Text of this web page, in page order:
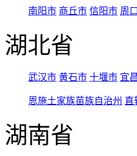
南阳市 商丘市 信阳市 周
湖北省
武汉市 黄石市 十堰市 宜
恩施土家族苗族自治州 直
湖南省